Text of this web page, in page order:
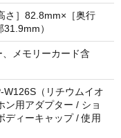
さ］82.8mm×［奥行
）
メモリーカード含
W126S（リチウムイオ
ン用アダプター / ショ
ディーキャップ / 使用